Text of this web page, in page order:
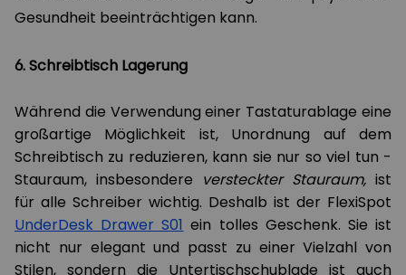
Gesundheit beeinträchtigen kann.
6. Schreibtisch Lagerung
Während die Verwendung einer Tastaturablage eine
großartige Möglichkeit ist, Unordnung auf dem
Schreibtisch zu reduzieren, kann sie nur so viel tun -
Stauraum, insbesondere versteckter Stauraum, ist
für alle Schreiber wichtig. Deshalb ist der FlexiSpot
UnderDesk Drawer S01 ein tolles Geschenk. Sie ist
nicht nur elegant und passt zu einer Vielzahl von
Stilen, sondern die Untertischschublade ist auch